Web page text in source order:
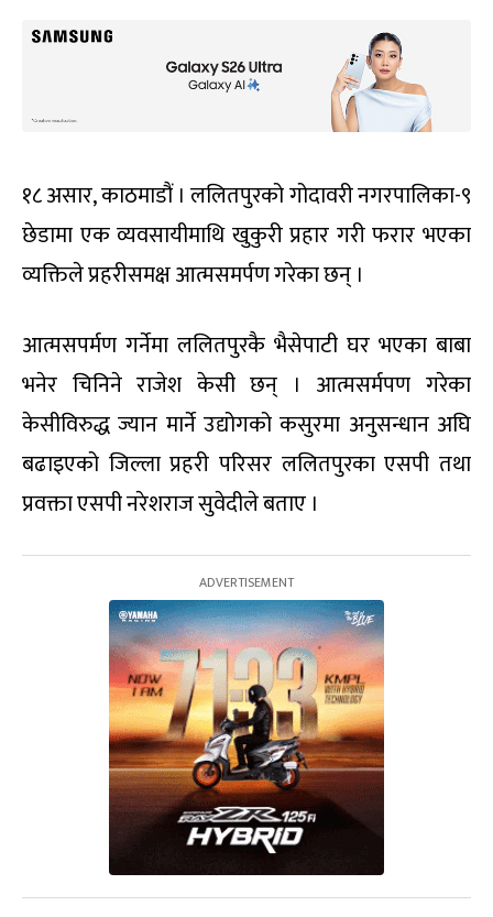
१८ असार, काठमाडौं । ललितपुरको गोदावरी नगरपालिका-९
छेडामा एक व्यवसायीमाथि खुकुरी प्रहार गरी फरार भएका
व्यक्तिले प्रहरीसमक्ष आत्मसमर्पण गरेका छन् ।
आत्मसपर्मण गर्नेमा ललितपुरकै भैसेपाटी घर भएका बाबा
भनेर चिनिने राजेश केसी छन् । आत्मसर्मपण गरेका
केसीविरुद्ध ज्यान मार्ने उद्योगको कसुरमा अनुसन्धान अघि
बढाइएको जिल्ला प्रहरी परिसर ललितपुरका एसपी तथा
प्रवक्ता एसपी नरेशराज सुवेदीले बताए ।